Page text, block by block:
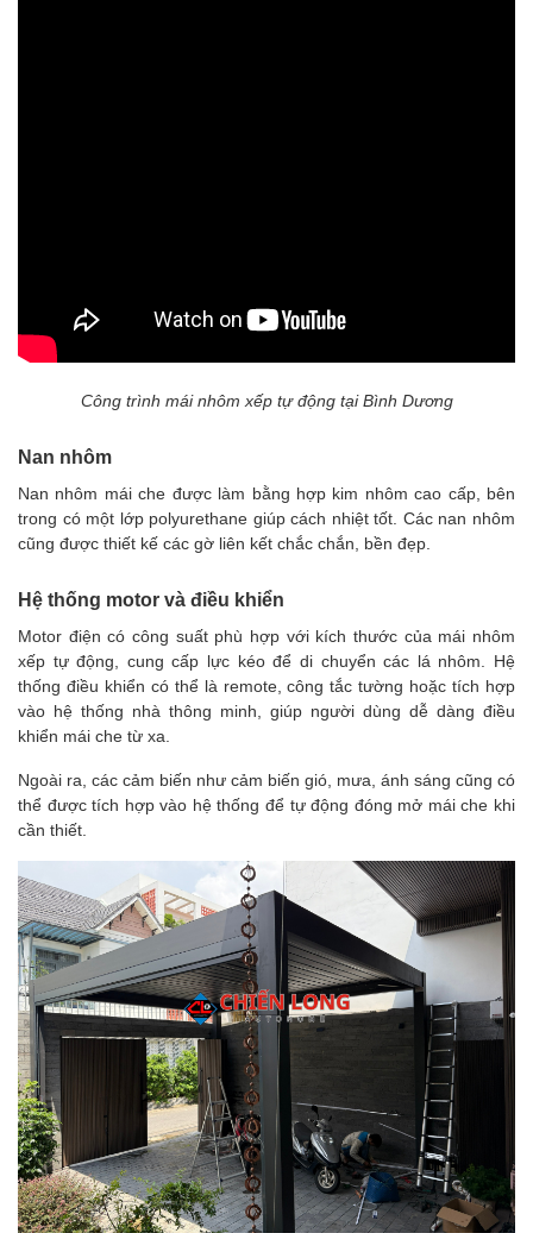
Công trình mái nhôm xếp tự động tại Bình Dương
Nan nhôm
Nan nhôm mái che được làm bằng hợp kim nhôm cao cấp, bên
trong có một lớp polyurethane giúp cách nhiệt tốt. Các nan nhôm
cũng được thiết kế các gờ liên kết chắc chắn, bền đẹp.
Hệ thống motor và điều khiển
Motor điện có công suất phù hợp với kích thước của mái nhôm
xếp tự động, cung cấp lực kéo để di chuyển các lá nhôm. Hệ
thống điều khiển có thể là remote, công tắc tường hoặc tích hợp
vào hệ thống nhà thông minh, giúp người dùng dễ dàng điều
khiển mái che từ xa.
Ngoài ra, các cảm biến như cảm biến gió, mưa, ánh sáng cũng có
thể được tích hợp vào hệ thống để tự động đóng mở mái che khi
cần thiết.